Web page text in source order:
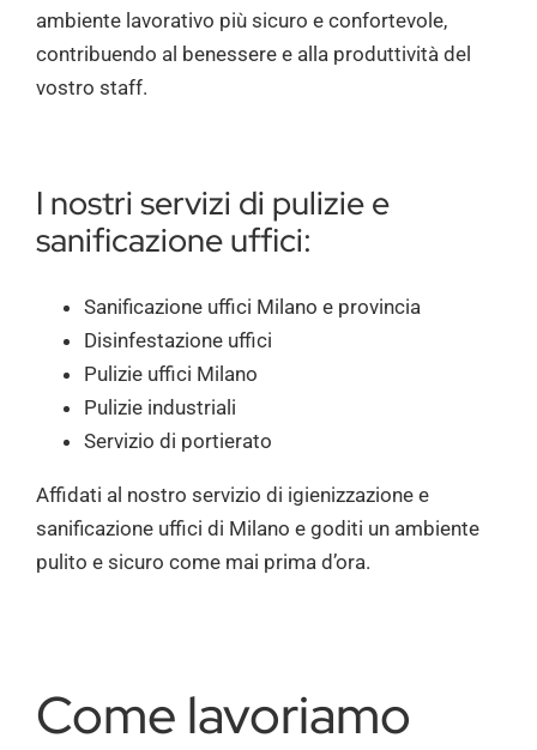
ambiente lavorativo più sicuro e confortevole,
contribuendo al benessere e alla produttività del
vostro staff.
I nostri servizi di pulizie e
sanificazione uffici:
Sanificazione uffici Milano e provincia
Disinfestazione uffici
Pulizie uffici Milano
Pulizie industriali
Servizio di portierato
Affidati al nostro servizio di igienizzazione e
sanificazione uffici di Milano e goditi un ambiente
pulito e sicuro come mai prima d’ora.
Come lavoriamo